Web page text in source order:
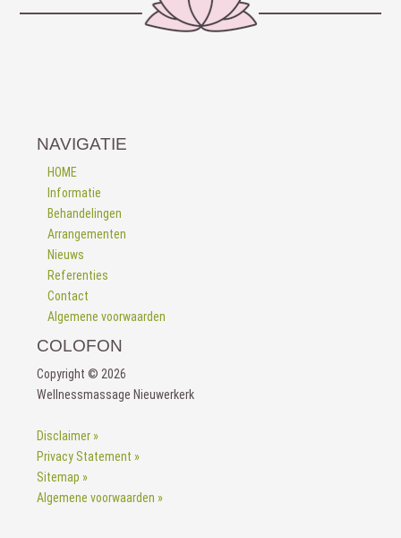
NAVIGATIE
HOME
Informatie
Behandelingen
Arrangementen
Nieuws
Referenties
Contact
Algemene voorwaarden
COLOFON
Copyright © 2026
Wellnessmassage Nieuwerkerk
Disclaimer »
Privacy Statement »
Sitemap »
Algemene voorwaarden »